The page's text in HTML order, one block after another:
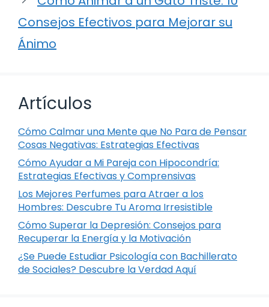
Consejos Efectivos para Mejorar su
Ánimo
Artículos
Cómo Calmar una Mente que No Para de Pensar
Cosas Negativas: Estrategias Efectivas
Cómo Ayudar a Mi Pareja con Hipocondría:
Estrategias Efectivas y Comprensivas
Los Mejores Perfumes para Atraer a los
Hombres: Descubre Tu Aroma Irresistible
Cómo Superar la Depresión: Consejos para
Recuperar la Energía y la Motivación
¿Se Puede Estudiar Psicología con Bachillerato
de Sociales? Descubre la Verdad Aquí